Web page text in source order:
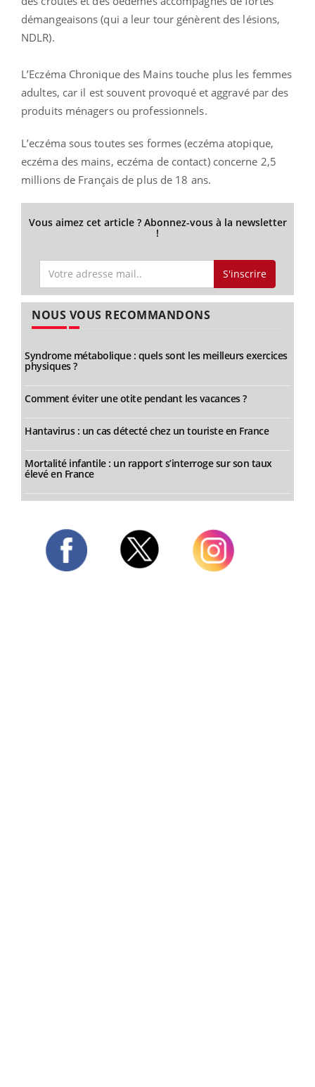
démangeaisons (qui a leur tour génèrent des lésions,
NDLR).
L’Eczéma Chronique des Mains touche plus les femmes
adultes, car il est souvent provoqué et aggravé par des
produits ménagers ou professionnels.
L’eczéma sous toutes ses formes (eczéma atopique,
eczéma des mains, eczéma de contact) concerne 2,5
millions de Français de plus de 18 ans.
Vous aimez cet article ? Abonnez-vous à la newsletter
!
S'inscrire
NOUS VOUS RECOMMANDONS
Syndrome métabolique : quels sont les meilleurs exercices
physiques ?
Comment éviter une otite pendant les vacances ?
Hantavirus : un cas détecté chez un touriste en France
Mortalité infantile : un rapport s’interroge sur son taux
élevé en France